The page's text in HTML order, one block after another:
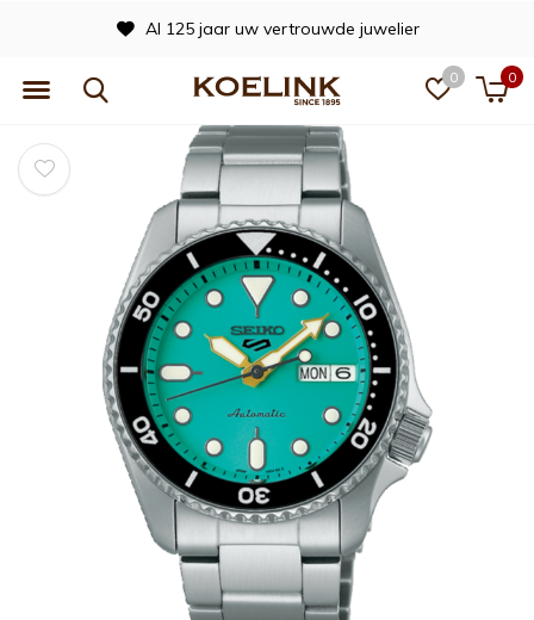
0 0
Al 125 jaar uw vertrouwde juwelier